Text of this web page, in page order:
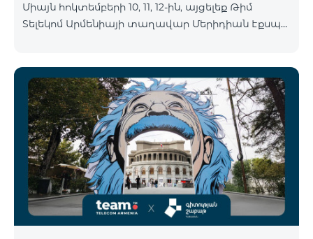
Միայն հոկտեմբերի 10, 11, 12-ին, այցելեք Թիմ
Տելեկոմ Արմենիայի տաղավար Մերիդիան Էքսպո
փաթեթներից որևէ մեկին 12 ամիս
բաժանորդագրությամբ և ստացեք
հնարավորություն ձեռք բերել AQARA Խելացի Տան
համակարգերը ընդամենը 2 դրամով․ AQARA
Խելացի Տեսախցիկ E1 (Smart Camera E1) AQARA
Ղեկավարման Սարք M100 (Hub M100) Միանալու
համար պարզապես պետք է անձնագրով
մոտենալ տաղավար։ Առաջարկը գործում է միայն
նոր միացող բաժանորդ